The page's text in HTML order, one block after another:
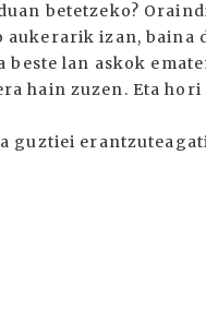
betetzeko?
izan, baina
beste lan askok
hain zuzen. Eta hori
guztiei